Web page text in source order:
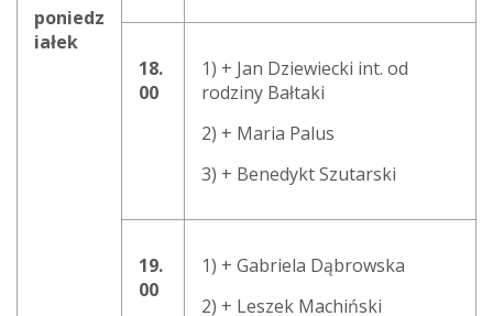
poniedz
iałek
18.
00
1) + Jan Dziewiecki int. od
rodziny Bałtaki
2) + Maria Palus
3) + Benedykt Szutarski
19.
00
1) + Gabriela Dąbrowska
2) + Leszek Machiński